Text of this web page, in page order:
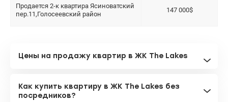
Продается 2-к квартира Ясиноватский
пер.11,Голосеевский район
147 000$
Цены на продажу квартир в ЖК The Lakes
Как купить квартиру в ЖК The Lakes без
посредников?